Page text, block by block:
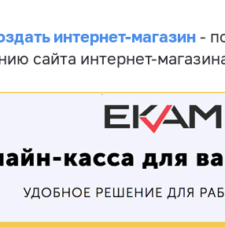
интернет-магазин -
сайта интернет-